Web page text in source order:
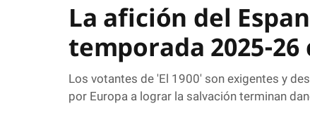
La afición del
temporada 2025-26
Los votantes de 'El 1900' son exigentes y
por Europa a lograr la salvación terminan